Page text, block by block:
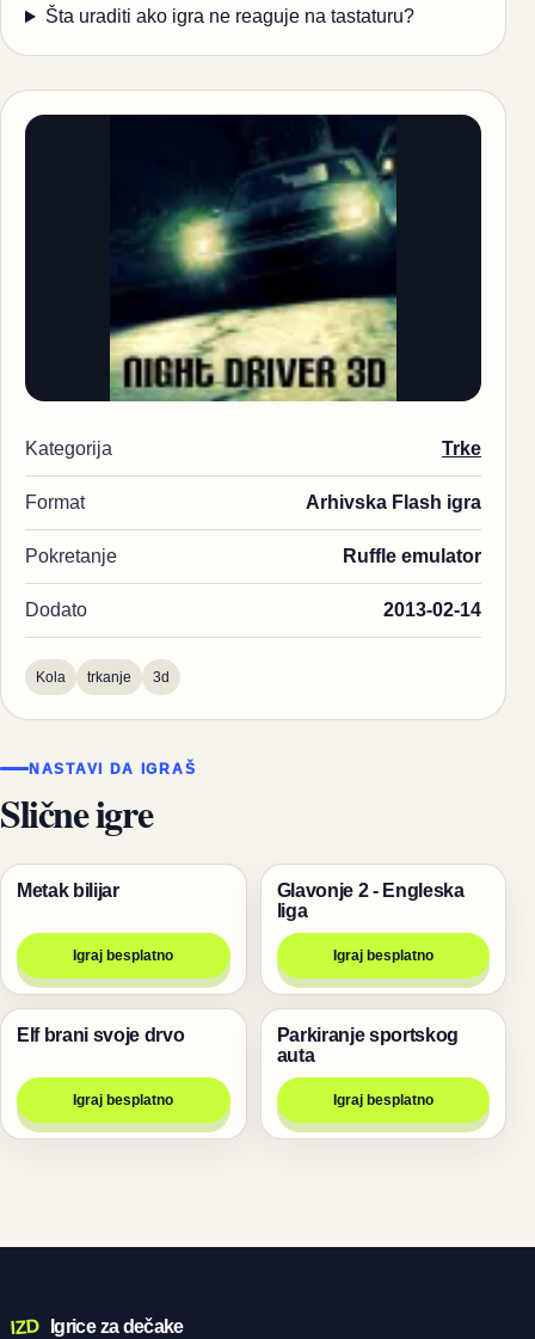
Šta uraditi ako igra ne reaguje na tastaturu?
Kategorija Trke
Format Arhivska Flash igra
Pokretanje Ruffle emulator
Dodato 2013-02-14
Kola trkanje 3d
NASTAVI DA IGRAŠ
Slične igre
Pucanje
Metak bilijar
Igraj besplatno
Igre za dvoje
Glavonje 2 - Engleska
liga
Igraj besplatno
Pucanje
Elf brani svoje drvo
Igraj besplatno
Trke
Parkiranje sportskog
auta
Igraj besplatno
IZD Igrice za dečake